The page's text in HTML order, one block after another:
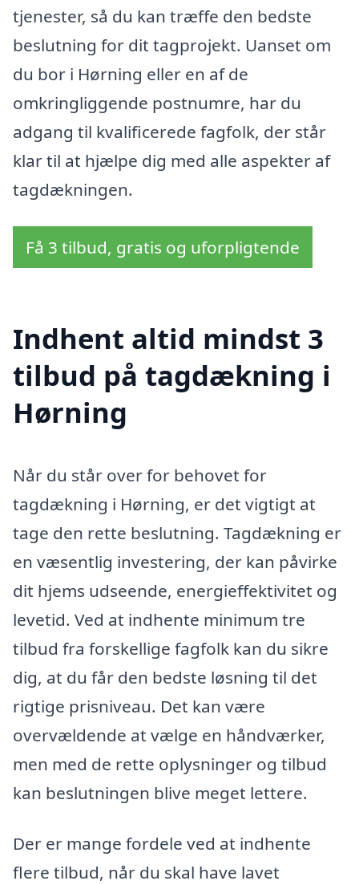
tjenester, så du kan træffe den bedste
beslutning for dit tagprojekt. Uanset om
du bor i Hørning eller en af de
omkringliggende postnumre, har du
adgang til kvalificerede fagfolk, der står
klar til at hjælpe dig med alle aspekter af
tagdækningen.
Få 3 tilbud, gratis og uforpligtende
Indhent altid mindst 3
tilbud på tagdækning i
Hørning
Når du står over for behovet for
tagdækning i Hørning, er det vigtigt at
tage den rette beslutning. Tagdækning er
en væsentlig investering, der kan påvirke
dit hjems udseende, energieffektivitet og
levetid. Ved at indhente minimum tre
tilbud fra forskellige fagfolk kan du sikre
dig, at du får den bedste løsning til det
rigtige prisniveau. Det kan være
overvældende at vælge en håndværker,
men med de rette oplysninger og tilbud
kan beslutningen blive meget lettere.
Der er mange fordele ved at indhente
flere tilbud, når du skal have lavet